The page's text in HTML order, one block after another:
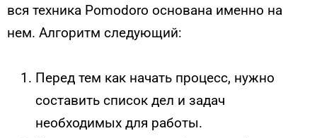
вся техника Pomodoro основана именно на
нем. Алгоритм следующий:
Перед тем как начать процесс, нужно
составить список дел и задач
необходимых для работы.